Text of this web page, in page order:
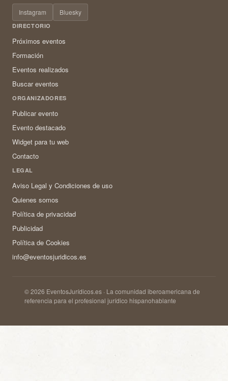
Instagram Bluesky
DIRECTORIO
Próximos eventos
Formación
Eventos realizados
Buscar eventos
ORGANIZADORES
Publicar evento
Evento destacado
Widget para tu web
Contacto
LEGAL
Aviso Legal y Condiciones de uso
Quienes somos
Política de privacidad
Publicidad
Política de Cookies
info@eventosjuridicos.es
© 2026 EventosJurídicos.es · La comunidad iberoamericana de
referencia para el profesional jurídico hispanohablante